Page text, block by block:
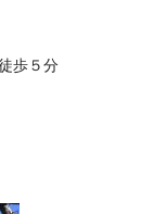
歩５分